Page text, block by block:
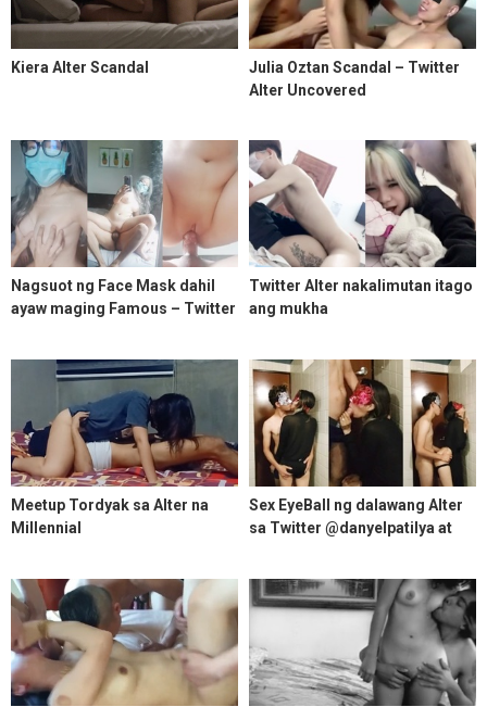
Kiera Alter Scandal
Julia Oztan Scandal – Twitter
Alter Uncovered
Nagsuot ng Face Mask dahil
ayaw maging Famous – Twitter
Twitter Alter nakalimutan itago
ang mukha
Meetup Tordyak sa Alter na
Millennial
Sex EyeBall ng dalawang Alter
sa Twitter @danyelpatilya at